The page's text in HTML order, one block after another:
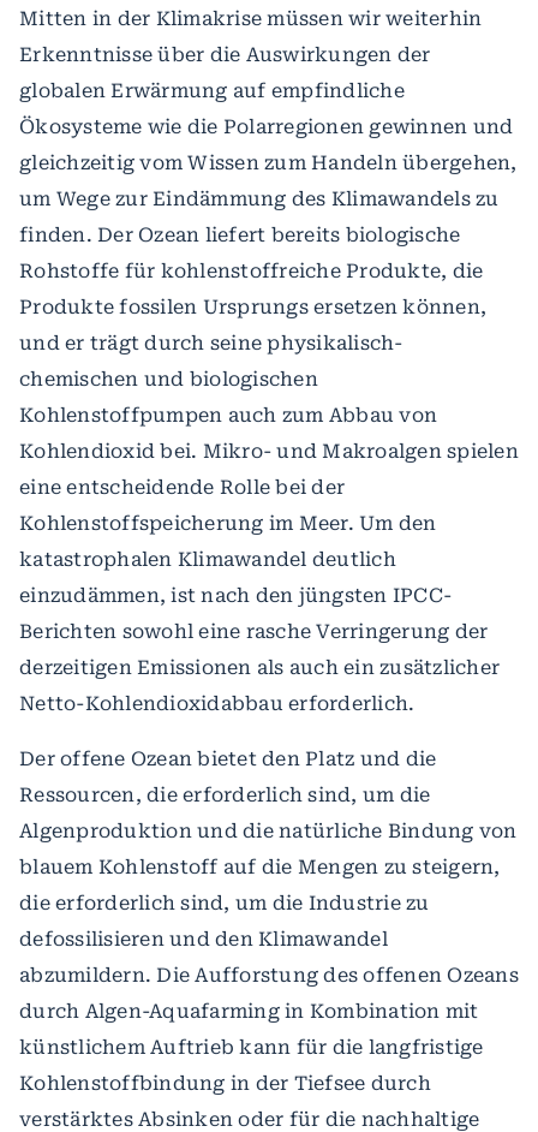
Mitten in der Klimakrise müssen wir weiterhin
Erkenntnisse über die Auswirkungen der
globalen Erwärmung auf empfindliche
Ökosysteme wie die Polarregionen gewinnen und
gleichzeitig vom Wissen zum Handeln übergehen,
um Wege zur Eindämmung des Klimawandels zu
finden. Der Ozean liefert bereits biologische
Rohstoffe für kohlenstoffreiche Produkte, die
Produkte fossilen Ursprungs ersetzen können,
und er trägt durch seine physikalisch-
chemischen und biologischen
Kohlenstoffpumpen auch zum Abbau von
Kohlendioxid bei. Mikro- und Makroalgen spielen
eine entscheidende Rolle bei der
Kohlenstoffspeicherung im Meer. Um den
katastrophalen Klimawandel deutlich
einzudämmen, ist nach den jüngsten IPCC-
Berichten sowohl eine rasche Verringerung der
derzeitigen Emissionen als auch ein zusätzlicher
Netto-Kohlendioxidabbau erforderlich.
Der offene Ozean bietet den Platz und die
Ressourcen, die erforderlich sind, um die
Algenproduktion und die natürliche Bindung von
blauem Kohlenstoff auf die Mengen zu steigern,
die erforderlich sind, um die Industrie zu
defossilisieren und den Klimawandel
abzumildern. Die Aufforstung des offenen Ozeans
durch Algen-Aquafarming in Kombination mit
künstlichem Auftrieb kann für die langfristige
Kohlenstoffbindung in der Tiefsee durch
verstärktes Absinken oder für die nachhaltige